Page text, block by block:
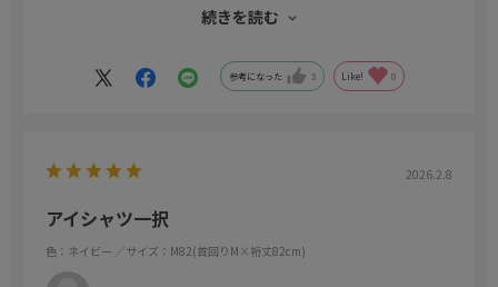
生地柄の白ストライプがけっこう光るので高級感が増します✨室内
※このシャツに限っては２Ｌ82が他店在庫で残ってたので助かりま
続きを読む
参考になった 3 Like! 0
2026.2.8
アイシャツ一択
色：ネイビー ／サイズ：M82(首回りM×裄丈82cm)